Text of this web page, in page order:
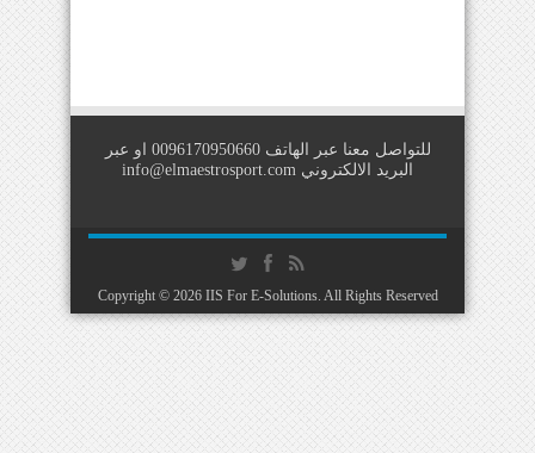
للتواصل معنا عبر الهاتف 0096170950660 او عبر
البريد الالكتروني info@elmaestrosport.com
Copyright © 2026 IIS For E-Solutions. All Rights Reserved